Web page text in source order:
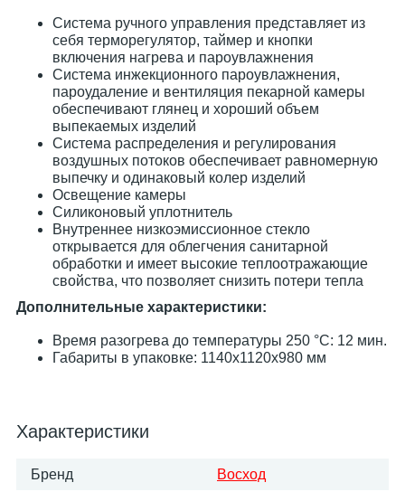
Система ручного управления представляет из
себя терморегулятор, таймер и кнопки
включения нагрева и пароувлажнения
Система инжекционного пароувлажнения,
пароудаление и вентиляция пекарной камеры
обеспечивают глянец и хороший объем
выпекаемых изделий
Система распределения и регулирования
воздушных потоков обеспечивает равномерную
выпечку и одинаковый колер изделий
Освещение камеры
Силиконовый уплотнитель
Внутреннее низкоэмиссионное стекло
открывается для облегчения санитарной
обработки и имеет высокие теплоотражающие
свойства, что позволяет снизить потери тепла
Дополнительные характеристики:
Время разогрева до температуры 250 °C: 12 мин.
Габариты в упаковке: 1140х1120х980 мм
Характеристики
Бренд Восход